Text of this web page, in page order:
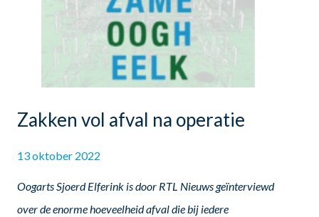
Zakken vol afval na operatie
13 oktober 2022
Oogarts Sjoerd Elferink is door RTL Nieuws geïnterviewd
over de enorme hoeveelheid afval die bij iedere